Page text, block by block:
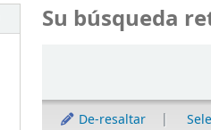
Su búsqueda
De-resaltar